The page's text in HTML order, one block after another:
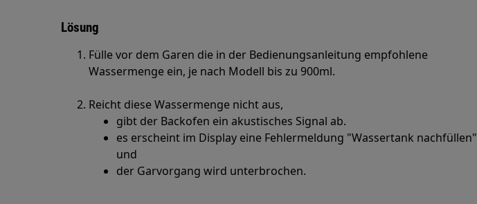
Lösung
Fülle vor dem Garen die in der Bedienungsanleitung empfohlene
Wassermenge ein, je nach Modell bis zu 900ml.
Reicht diese Wassermenge nicht aus,
gibt der Backofen ein akustisches Signal ab.
es erscheint im Display eine Fehlermeldung "Wassertank nachfüllen"
und
der Garvorgang wird unterbrochen.